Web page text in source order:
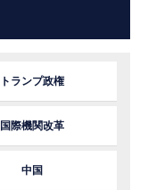
トランプ政権
国際機関改革
中国